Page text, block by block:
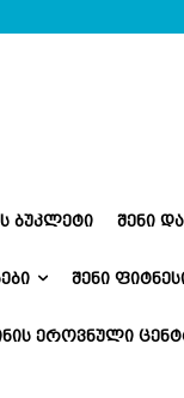
ᲑᲣᲙᲚᲔᲢᲘ ᲨᲔᲜᲘ
ᲨᲔᲜᲘ
ᲔᲠᲝᲕᲜᲣᲚᲘ